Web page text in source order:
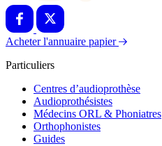
Acheter l'annuaire papier
Particuliers
Centres d’audioprothèse
Audioprothésistes
Médecins ORL & Phoniatres
Orthophonistes
Guides